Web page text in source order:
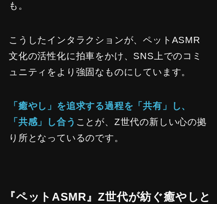
も。
こうしたインタラクションが、ペットASMR
文化の活性化に拍車をかけ、SNS上でのコミ
ュニティをより強固なものにしています。
「癒やし」を追求する過程を「共有」し、
「共感」し合う ことが、Z世代の新しい心の拠
り所となっているのです。
『ペットASMR』Z世代が紡ぐ癒やしと